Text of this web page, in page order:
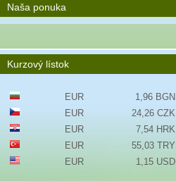
Naša ponuka
Kurzový lístok
EUR
1,96 BGN
EUR
24,26 CZK
EUR
7,54 HRK
EUR
55,03 TRY
EUR
1,15 USD